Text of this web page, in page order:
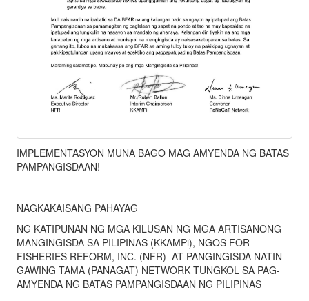
IMPLEMENTASYON MUNA BAGO MAG AMYENDA NG BATAS
PAMPANGISDAAN!
NAGKAKAISANG PAHAYAG
NG KATIPUNAN NG MGA KILUSAN NG MGA ARTISANONG
MANGINGISDA SA PILIPINAS (KKAMPi), NGOS FOR
FISHERIES REFORM, INC. (NFR) AT PANGINGISDA NATIN
GAWING TAMA (PANAGAT) NETWORK TUNGKOL SA PAG-
AMYENDA NG BATAS PAMPANGISDAAN NG PILIPINAS